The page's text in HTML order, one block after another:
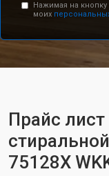
Нажимая на
моих
Прайс
75128X